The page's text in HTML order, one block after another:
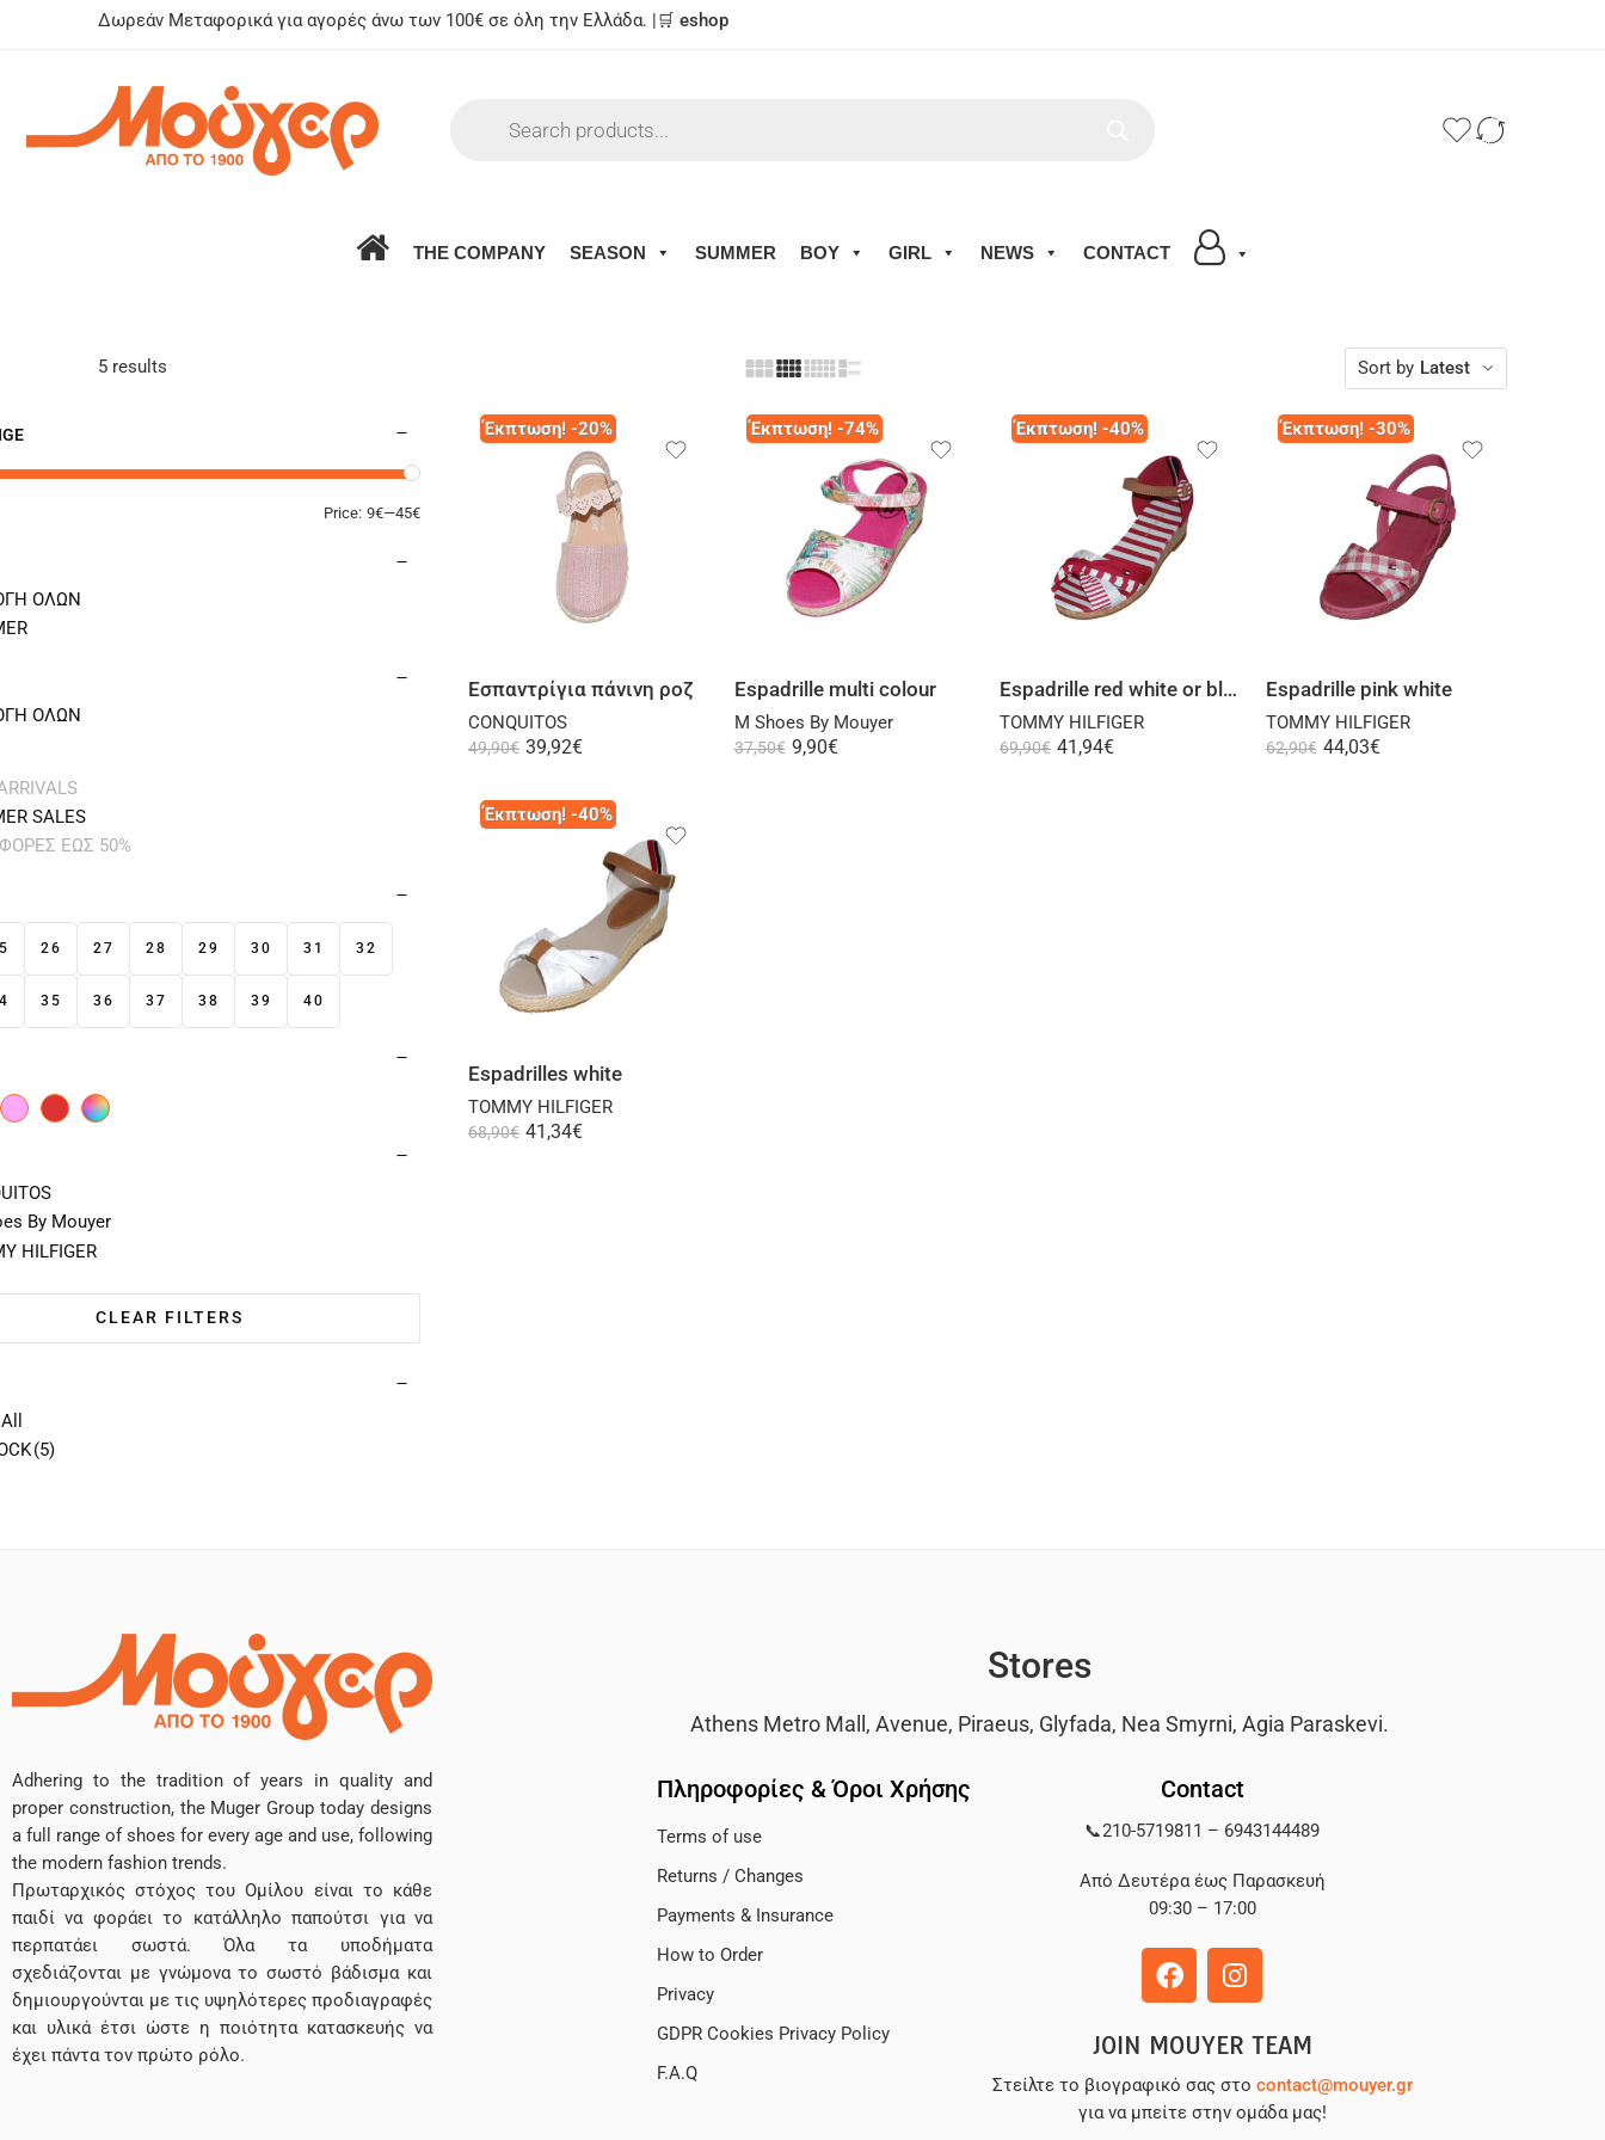
Δωρεάν Μεταφορικά για αγορές άνω των 100€ σε όλη την Ελλάδα. |🛒 eshop
THE COMPANY SEASON SUMMER BOY GIRL NEWS CONTACT
5 results Sort by Latest
Έκπτωση! -20%
Select options
Εσπαντρίγια πάνινη ροζ
CONQUITOS
49,90€ 39,92€
Έκπτωση! -74%
Espadrille multi colour
M Shoes By Mouyer
37,50€ 9,90€
Έκπτωση! -40%
Select options
Espadrille red white or blue white
TOMMY HILFIGER
69,90€ 41,94€
Έκπτωση! -30%
Select options
Espadrille pink white
TOMMY HILFIGER
62,90€ 44,03€
Έκπτωση! -40%
Select options
Espadrilles white
TOMMY HILFIGER
68,90€ 41,34€
Price: 9€—45€
ΟΛΩΝ
ΟΛΩΝ
SALES
ΕΩΣ 50%
26 27 28 29 30 31 32
35 36 37 38 39 40
By Mouyer
HILFIGER
CLEAR FILTERS
(5)
Adhering to the tradition of years in quality and
proper construction, the Muger Group today designs
a full range of shoes for every age and use, following
the modern fashion trends.
Πρωταρχικός στόχος του Ομίλου είναι το κάθε
παιδί να φοράει το κατάλληλο παπούτσι για να
περπατάει σωστά. Όλα τα υποδήματα
σχεδιάζονται με γνώμονα το σωστό βάδισμα και
δημιουργούνται με τις υψηλότερες προδιαγραφές
και υλικά έτσι ώστε η ποιότητα κατασκευής να
έχει πάντα τον πρώτο ρόλο.
Stores
Athens Metro Mall, Avenue, Piraeus, Glyfada, Nea Smyrni, Agia Paraskevi.
Πληροφορίες & Όροι Χρήσης
Terms of use
Returns / Changes
Payments & Insurance
How to Order
Privacy
GDPR Cookies Privacy Policy
F.A.Q
Contact
📞210-5719811 – 6943144489
Από Δευτέρα έως Παρασκευή
09:30 – 17:00
JOIN MOUYER TEAM
Στείλτε το βιογραφικό σας στο contact@mouyer.gr
για να μπείτε στην ομάδα μας!